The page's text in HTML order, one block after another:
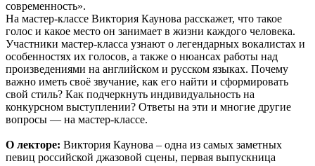
современность».
На мастер-классе Виктория Каунова расскажет, что такое
голос и какое место он занимает в жизни каждого человека.
Участники мастер-класса узнают о легендарных вокалистах и
особенностях их голосов, а также о нюансах работы над
произведениями на английском и русском языках. Почему
важно иметь своё звучание, как его найти и сформировать
свой стиль? Как подчеркнуть индивидуальность на
конкурсном выступлении? Ответы на эти и многие другие
вопросы — на мастер-классе.
О лекторе: Виктория Каунова – одна из самых заметных
певиц российской джазовой сцены, первая выпускница